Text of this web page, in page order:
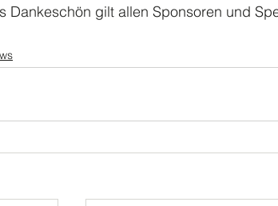
Dankeschön gilt allen Sponsoren und